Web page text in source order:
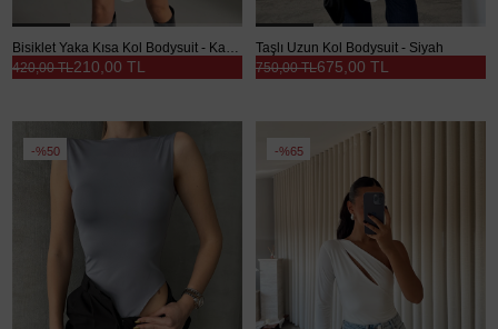
Bisiklet Yaka Kısa Kol Bodysuit - Kahve
210,00 TL
420,00 TL
Taşlı Uzun Kol Bodysuit - Siyah
675,00 TL
750,00 TL
%50 %65